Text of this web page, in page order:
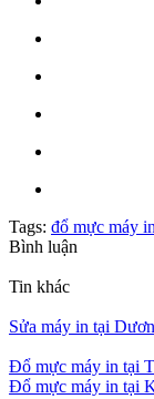
Tags: đổ mực máy in
Bình luận
Tin khác
Sửa máy in tại
Đổ mực máy in tại
Đổ mực máy in tại